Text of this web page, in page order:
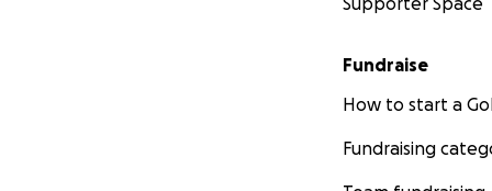
Fundraise
How to start a
Fundraising